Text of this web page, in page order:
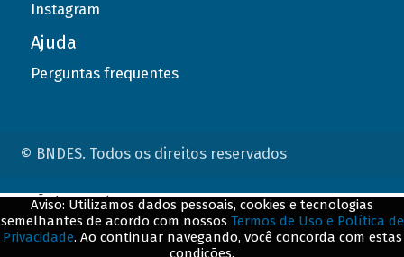
Instagram
Ajuda
Perguntas frequentes
© BNDES. Todos os direitos reservados
Aviso: Utilizamos dados pessoais, cookies e tecnologias
semelhantes de acordo com nossos Termos de Uso e Política de
Privacidade. Ao continuar navegando, você concorda com estas
condições.
ConteÃºdo complementar
${title}${badge}